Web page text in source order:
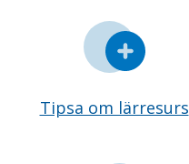
Tipsa om lärresurs